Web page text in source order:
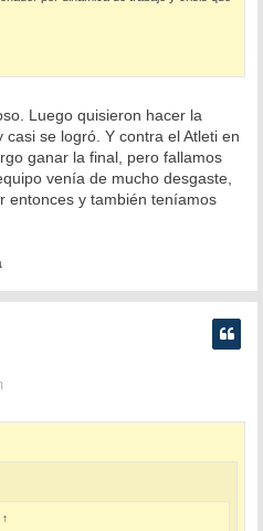
Luego quisieron hacer la
se logró. Y contra el Atleti en
ganar la final, pero fallamos
venía de mucho desgaste,
entonces y también teníamos
↑